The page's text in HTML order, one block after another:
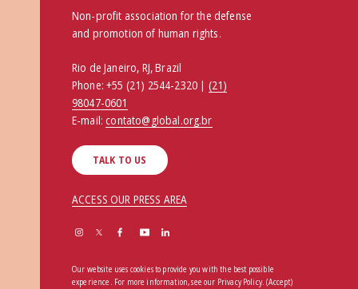
Non-profit association for the defense
and promotion of human rights.
Rio de Janeiro, RJ, Brazil
Phone:+55 (21) 2544-2320 | (21)
98047-0601
E-mail:contato@global.org.br
TALK TO US
ACCESS OUR PRESS AREA
Our website uses cookies to provide you with the best possible
experience. For more information, see our Privacy Policy.(Accept)